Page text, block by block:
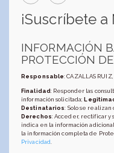
¡Suscríbete
INFORMACIÓN
PROTECCIÓN
Responsable: CAZALLAS RUIZ,
Finalidad: Responder las
información solicitada;
Destinatarios: Solo se
Derechos: Acceder, rectificar y
indica en la información
la información completa de
Privacidad